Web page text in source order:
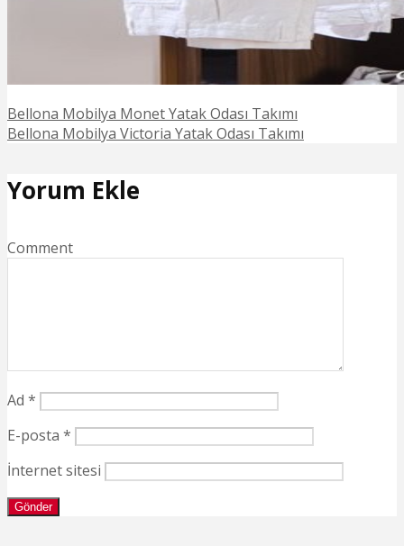
Bellona Mobilya Monet Yatak Odası Takımı
Bellona Mobilya Victoria Yatak Odası Takımı
Yorum Ekle
Comment
Ad *
E-posta *
İnternet sitesi